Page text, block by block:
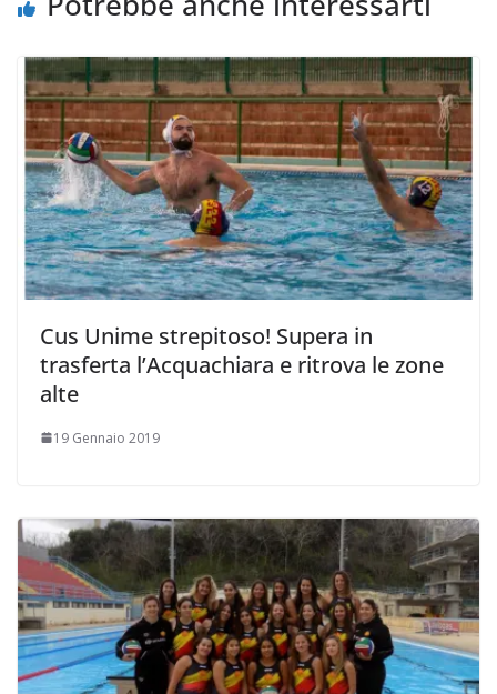
Cus Unime strepitoso! Supera in
trasferta l’Acquachiara e ritrova le zone
alte
19 Gennaio 2019